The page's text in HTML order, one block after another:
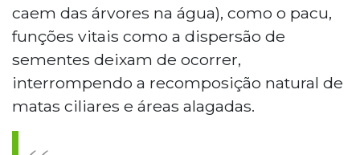
caem das árvores na água), como o pacu,
funções vitais como a dispersão de
sementes deixam de ocorrer,
interrompendo a recomposição natural de
matas ciliares e áreas alagadas.